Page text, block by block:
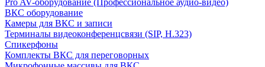
Pro AV-оборудование (Профессиональное аудио-видео)
ВКС оборудование
Камеры для ВКС и записи
Терминалы видеоконференцсвязи (SIP, H.323)
Спикерфоны
Комплекты ВКС для переговорных